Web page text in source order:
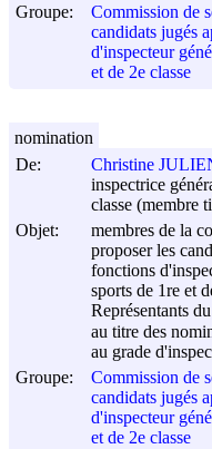
Groupe:
Commission de
candidats jugés
d'inspecteur
et de 2e classe
De:
Christine
inspectrice
classe (membre
Objet:
membres de la
proposer les
fonctions
sports de 1re et
Représentants
au titre des
au grade
Groupe:
Commission de
candidats jugés
d'inspecteur
et de 2e classe
nomination